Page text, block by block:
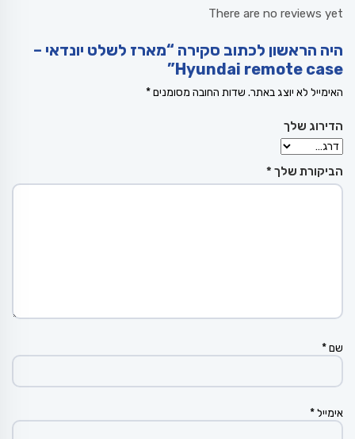
There are no reviews yet
היה הראשון לכתוב סקירה “מארז לשלט יונדאי –
Hyundai remote case”
האימייל לא יוצג באתר. שדות החובה מסומנים*
הדירוג שלך
הביקורת שלך *
שם*
אימייל*